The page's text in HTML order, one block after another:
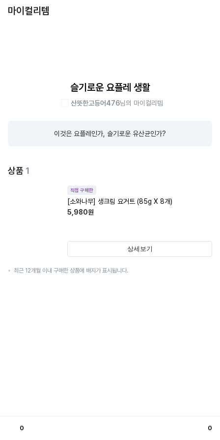
마이컬리템
슬기로운 요플레 생활
산뜻한고등어476님의 마이컬리템
이것은 요플레인가, 슬기로운 유산균인가?
상품 1
직접 구매한
[소와나무] 생크림 요거트 (85g X 8개)
5,980원
상세보기
최근 12개월 이내 구매한 상품에 배지가 표시됩니다.
0 0